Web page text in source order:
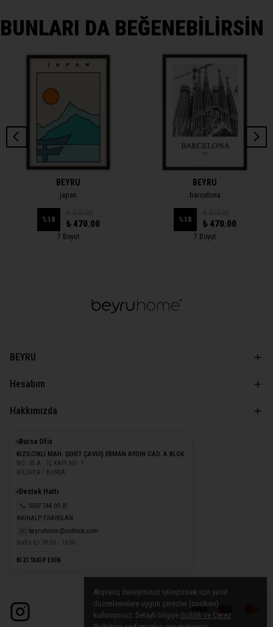
Alışveriş deneyiminizi iyileştirmek için yasal
düzenlemelere uygun çerezler (cookies)
kullanıyoruz. Detaylı bilgiye Gizlilik ve Çerez
BUNLARI DA BEĞENEBİLİRSİN
BEYRU
japan
%18 ₺ 470.00
7 Boyut
BEYRU
barcelona
%18 ₺ 470.00
7 Boyut
BEYRU
Hesabım
Hakkımızda
Bursa Ofis
KIZILCIKLI MAH. ŞEHİT ÇAVUŞ ERMAN AYDIN CAD. A BLOK
NO: 35 A · İÇ KAPI NO: 1
NİLÜFER / BURSA
Destek Hattı
📞 0507 744 09 31
AKINALP ERARSLAN
✉️ beyruhome@outlook.com
Hafta İçi: 09:30 – 18:00
BİZİ TAKİP EDİN